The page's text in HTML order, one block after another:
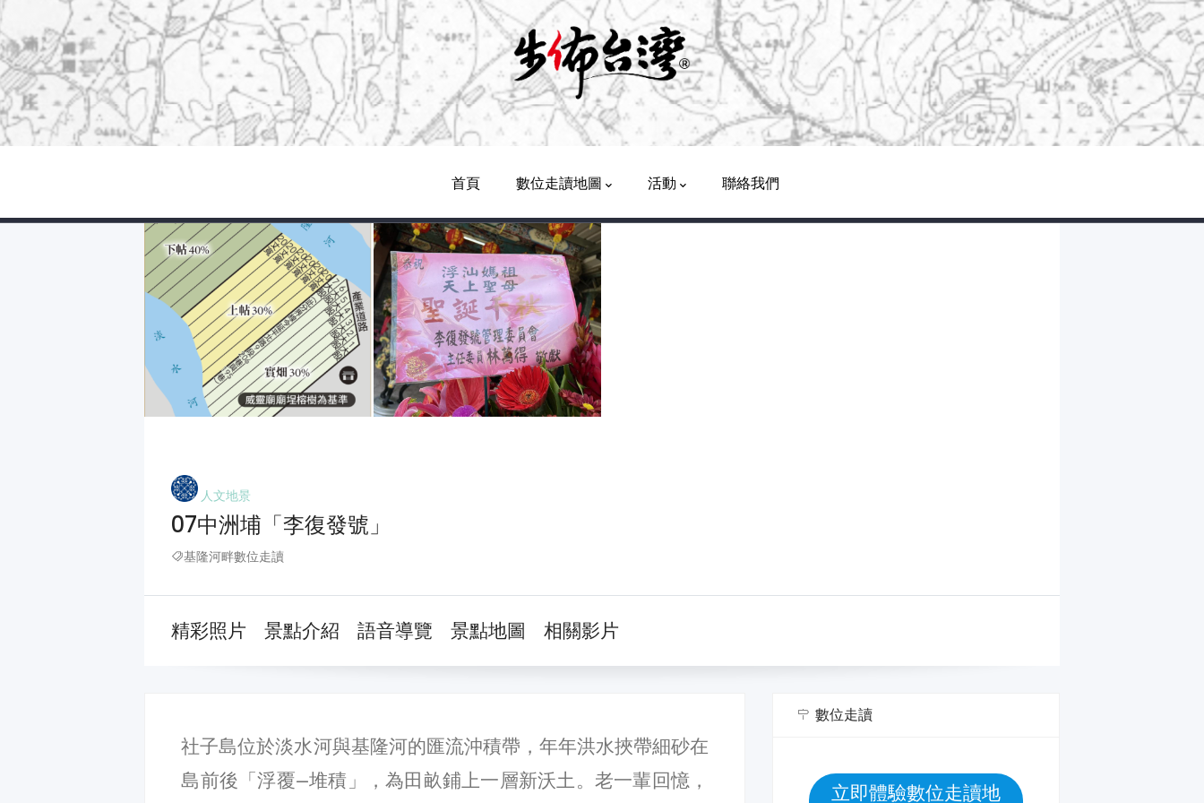
Navigation
首頁 數位走讀地圖 活動 聯絡我們
人文地景
07中洲埔「李復發號」
基隆河畔數位走讀
精彩照片 景點介紹 語音導覽 景點地圖 相關影片
社子島位於淡水河與基隆河的匯流沖積帶，年年洪水挾帶細砂在
島前後「浮覆—堆積」，為田畝鋪上一層新沃土。老一輩回憶，
數位走讀
立即體驗數位走讀地